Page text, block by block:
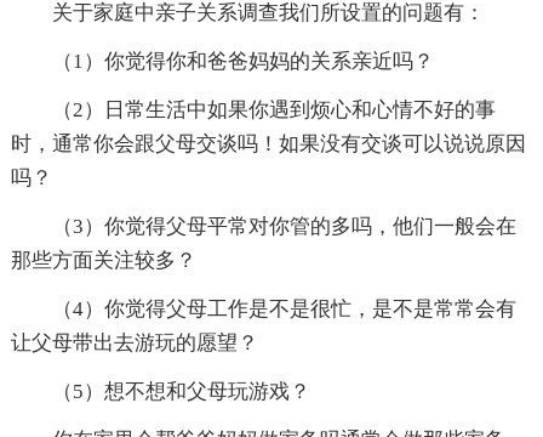
关于家庭中亲子关系调查我们所设置的问题有：
（1）你觉得你和爸爸妈妈的关系亲近吗？
（2）日常生活中如果你遇到烦心和心情不好的事
时，通常你会跟父母交谈吗！如果没有交谈可以说说原因
吗？
（3）你觉得父母平常对你管的多吗，他们一般会在
那些方面关注较多？
（4）你觉得父母工作是不是很忙，是不是常常会有
让父母带出去游玩的愿望？
（5）想不想和父母玩游戏？